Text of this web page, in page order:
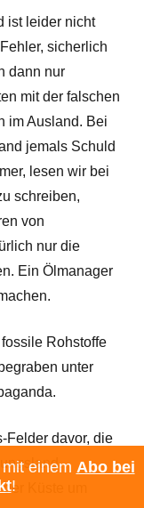
ist leider nicht
sicherlich
dann nur
mit der falschen
im Ausland. Bei
jemals Schuld
lesen wir bei
schreiben,
von
nur die
Ein Ölmanager
Rohstoffe
unter
Felder davor, die
Küste um
einem Abo bei
!